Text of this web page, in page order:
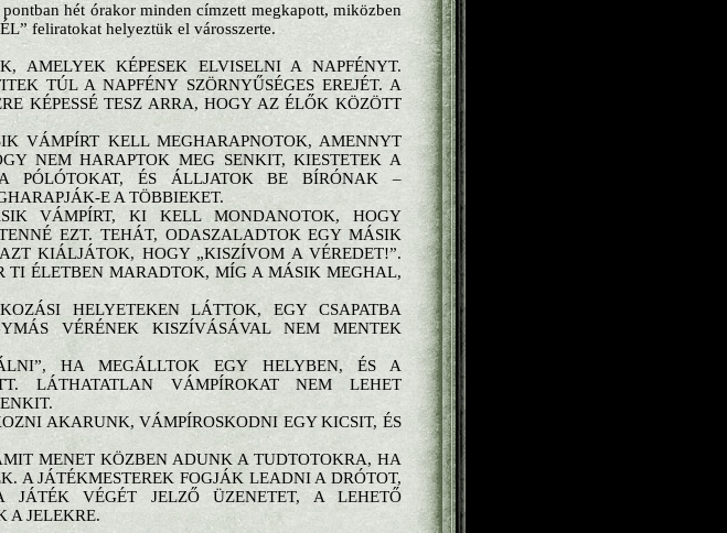
hét órakor minden címzett megkapott, miközben
feliratokat helyeztük el városszerte.
AMELYEK KÉPESEK ELVISELNI A NAPFÉNYT.
TÚL A NAPFÉNY SZÖRNYŰSÉGES EREJÉT. A
KÉPESSÉ TESZ ARRA, HOGY AZ ÉLŐK KÖZÖTT
VÁMPÍRT KELL MEGHARAPNOTOK, AMENNYT
NEM HARAPTOK MEG SENKIT, KIESTETEK A
PÓLÓTOKAT, ÉS ÁLLJATOK BE BÍRÓNAK –
E A TÖBBIEKET.
VÁMPÍRT, KI KELL MONDANOTOK, HOGY
EZT. TEHÁT, ODASZALADTOK EGY MÁSIK
KIÁLJÁTOK, HOGY „KISZÍVOM A VÉREDET!”.
ÉLETBEN MARADTOK, MÍG A MÁSIK MEGHAL,
HELYETEKEN LÁTTOK, EGY CSAPATBA
VÉRÉNEK KISZÍVÁSÁVAL NEM MENTEK
HA MEGÁLLTOK EGY HELYBEN, ÉS A
LÁTHATATLAN VÁMPÍROKAT NEM LEHET
AKARUNK, VÁMPÍROSKODNI EGY KICSIT, ÉS
MENET KÖZBEN ADUNK A TUDTOTOKRA, HA
A JÁTÉKMESTEREK FOGJÁK LEADNI A DRÓTOT,
VÉGÉT JELZŐ ÜZENETET, A LEHETŐ
A JELEKRE.